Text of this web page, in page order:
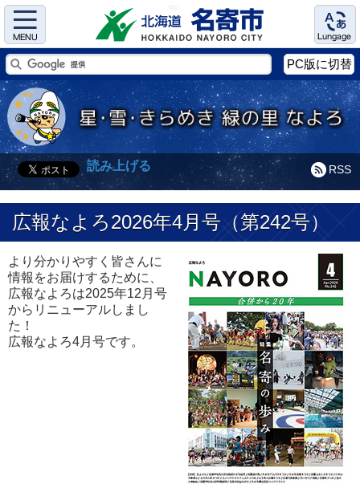
Menu Language
PC版に切替
RSS
読み上げる
広報なよろ2026年4月号（第242号）
より分かりやすく皆さんに
情報をお届けするために、
広報なよろは2025年12月号
からリニューアルしまし
た！
広報なよろ4月号です。